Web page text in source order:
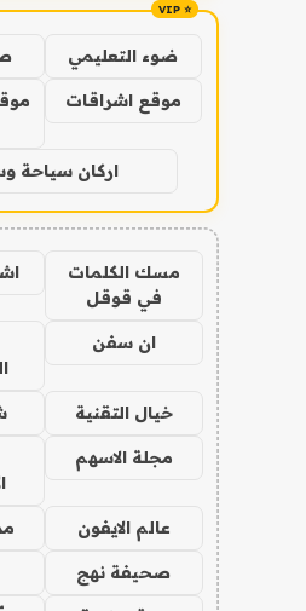
ضوء التعليمي
موقع اشراقات
اركان سياحة
مسك الكلمات
في قوقل
ان سفن
خيال التقنية
مجلة الاسهم
عالم الايفون
صحيفة نهج